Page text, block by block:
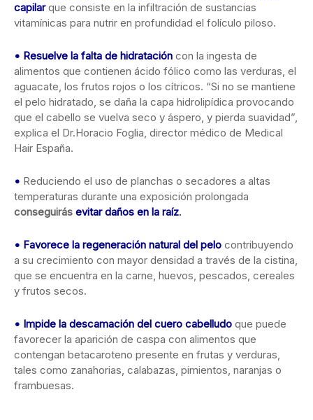
capilar que consiste en la infiltración de sustancias
vitamínicas para nutrir en profundidad el folículo piloso.
• Resuelve la falta de hidratación con la ingesta de
alimentos que contienen ácido fólico como las verduras, el
aguacate, los frutos rojos o los cítricos. “Si no se mantiene
el pelo hidratado, se daña la capa hidrolipídica provocando
que el cabello se vuelva seco y áspero, y pierda suavidad”,
explica el Dr.Horacio Foglia, director médico de Medical
Hair España.
• Reduciendo el uso de planchas o secadores a altas
temperaturas durante una exposición prolongada
conseguirás evitar daños en la raíz.
• Favorece la regeneración natural del pelo contribuyendo
a su crecimiento con mayor densidad a través de la cistina,
que se encuentra en la carne, huevos, pescados, cereales
y frutos secos.
• Impide la descamación del cuero cabelludo que puede
favorecer la aparición de caspa con alimentos que
contengan betacaroteno presente en frutas y verduras,
tales como zanahorias, calabazas, pimientos, naranjas o
frambuesas.